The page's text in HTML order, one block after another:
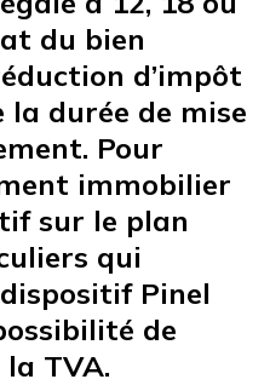
du bien
d’impôt
la durée de mise
Pour
immobilier
sur le plan
qui
Pinel
de
TVA.